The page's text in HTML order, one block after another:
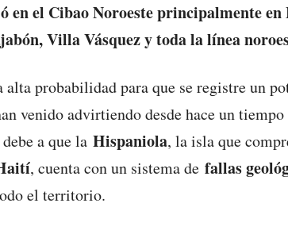
en el Cibao Noroeste principalmente
Villa Vásquez y toda la línea
alta probabilidad para que se registre un
venido advirtiendo desde hace un
a que la Hispaniola, la isla que
, cuenta con un sistema de fallas
el territorio.